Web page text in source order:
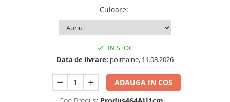
Folii Protectie Tastatura
Jucarii Copii & Bebe
Fitness & Body Building
Ingrijire si Protectie Personala
Culoare:
IN STOC
Data de livrare: poimaine, 11.08.2026
ADAUGA IN COS